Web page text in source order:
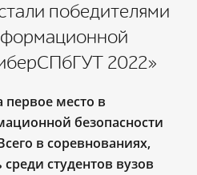
победителями
2022»
место в
безопасности
в соревнованиях,
студентов вузов